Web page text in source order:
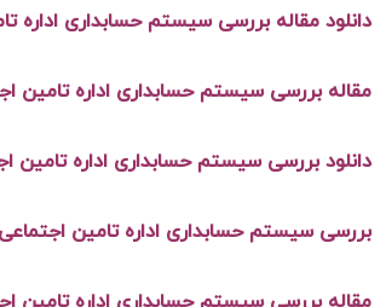
دانلود مقاله بررسی سيستم حسابداری اداره
مقاله بررسی سيستم حسابداری اداره تامين
دانلود بررسی سيستم حسابداری اداره تامين
بررسی سيستم حسابداری اداره تامين اجتماعی